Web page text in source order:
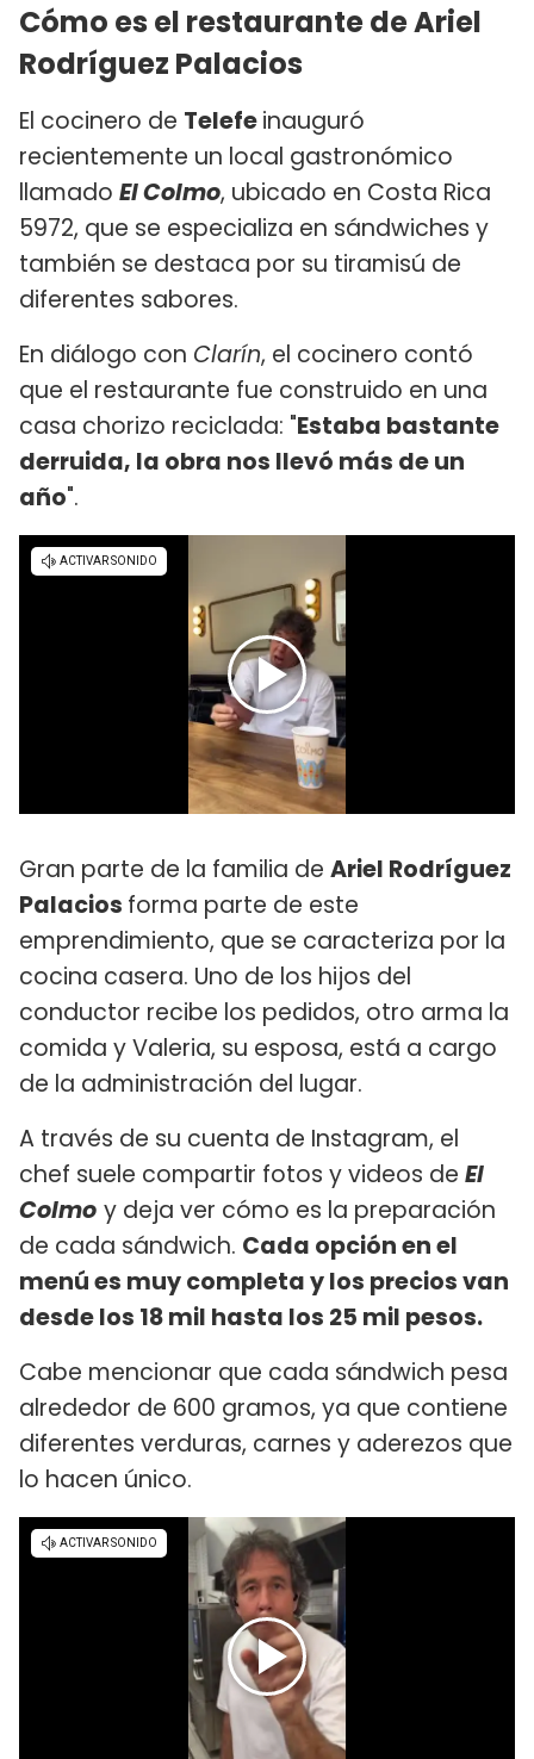
Cómo es el restaurante de Ariel
Rodríguez Palacios
El cocinero de Telefeinauguró
recientemente un local gastronómico
llamado El Colmo, ubicado en Costa Rica
5972, que se especializa en sándwiches y
también se destaca por su tiramisú de
diferentes sabores.
En diálogo con Clarín, el cocinero contó
que el restaurante fue construido en una
casa chorizo reciclada: "Estaba bastante
derruida, la obra nos llevó más de un
año".
Gran parte de la familia de Ariel Rodríguez
Palacios forma parte de este
emprendimiento, que se caracteriza por la
cocina casera. Uno de los hijos del
conductor recibe los pedidos, otro arma la
comida y Valeria, su esposa, está a cargo
de la administración del lugar.
A través de su cuenta de Instagram, el
chef suele compartir fotos y videos de El
Colmo y deja ver cómo es la preparación
de cada sándwich. Cada opción en el
menú es muy completa y los precios van
desde los 18 mil hasta los 25 mil pesos.
Cabe mencionar que cada sándwich pesa
alrededor de 600 gramos, ya que contiene
diferentes verduras, carnes y aderezos que
lo hacen único.